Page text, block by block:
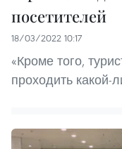
посетителей
18/03/2022 10:17
«Кроме того,
проходить какой-